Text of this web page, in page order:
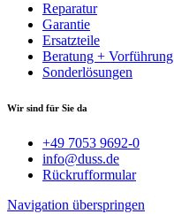
Reparatur
Garantie
Ersatzteile
Beratung + Vorführung
Sonderlösungen
Wir sind für Sie da
+49 7053 9692-0
info@duss.de
Rückrufformular
Navigation überspringen